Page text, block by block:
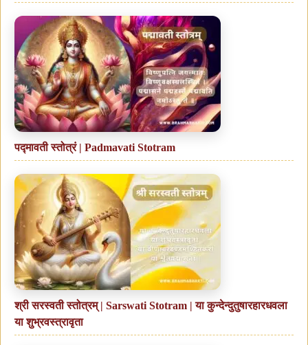
पद्मावती स्तोत्रं | Padmavati Stotram
श्री सरस्वती स्तोत्रम् | Sarswati Stotram | या कुन्देन्दुतुषारहारधवला
या शुभ्रवस्त्रावृता